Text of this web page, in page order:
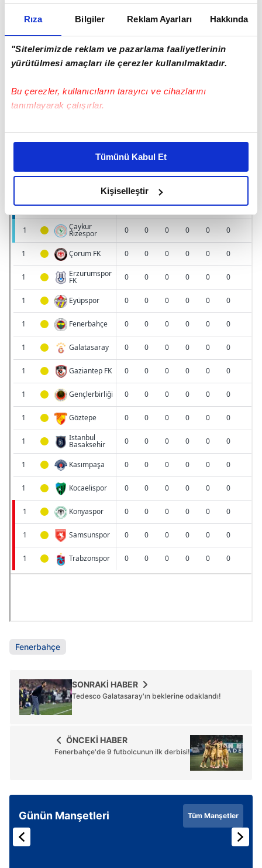
Rıza Bilgiler Reklam Ayarları Hakkında
"Sitelerimizde reklam ve pazarlama faaliyetlerinin
yürütülmesi amaçları ile çerezler kullanılmaktadır.
Bu çerezler, kullanıcıların tarayıcı ve cihazlarını
tanımlayarak çalışırlar.
Bu çerezlere izin vermeniz halinde sizlere özel
daha iyi reklam deneyimi yaşatabiliriz. Bunu yaparken
amacımızın size daha iyi bir reklam deneyimi sunmak
olduğunu ve sizlere en iyi içerikleri sunabilmek adına
elimizden gelen çabayı gösterdiğimizi ve bu noktada,
reklamların maliyetlerimizi karşılamak noktasında tek gelir
kalemimiz olduğunu sizlere hatırlatmak isteriz.
Her halükârda, kullanıcılar, bu çerezlere izin vermedikleri
takdirde, kullanıcılara hedefli reklamlar
gösterilmeyecektir."
Sizlere daha iyi bir hizmet sunabilmek için İnternet
Sitemizde kendimize ve üçüncü kişilere ait çerezler
kullanılmaktadır. Bu çerezler vasıtasıyla çeşitli kişisel
verileriniz işlenmekte olup gerekli olan çerezler bilgi
toplumu hizmetlerinin sunulması amacıyla
kullanılmaktadır. Diğer çerezler, sitemizin daha işlevsel
kılınması ve kişiselleştirilmesi ve sizlere yönelik
reklam/pazarlama faaliyetlerinin yapılması, amaçlarıyla
sınırlı olarak açık rızanız dahilinde kullanılacaktır.
Çerezlere ilişkin tercihlerinizi aşağıda yer alan panel
vasıtasıyla belirleyebilirsiniz. Çerezlere ilişkin detaylı bilgi
için Ayarlar butonuna tıklayabilir,Çerez Bilgilendirme
Metnimiziziyaret edebilirsiniz.
6698 sayılı Kişisel Verilerin Korunması Kanunu uyarınca
hazırlanmış Aydınlatma Metnimizi okumak ve sitemizde
ilgili mevzuata uygun olarak kullanılan çerezlerle ilgili bilgi
almak için lütfen
tıklayınız
Tümünü Kabul Et
Kişiselleştir
Süper Lig'de 7 müsabakaya çıkan Fenerbahçe, bu
Samsunspor ile deplasmanda 0-0 berabere kaldı.
Fenerbahçe
SONRAKİ HABER
Tedesco Galatasaray'ın beklerine odaklandı!
ÖNCEKİ HABER
Fenerbahçe'de 9 futbolcunun ilk derbisi!
Günün Manşetleri Tüm Manşetler